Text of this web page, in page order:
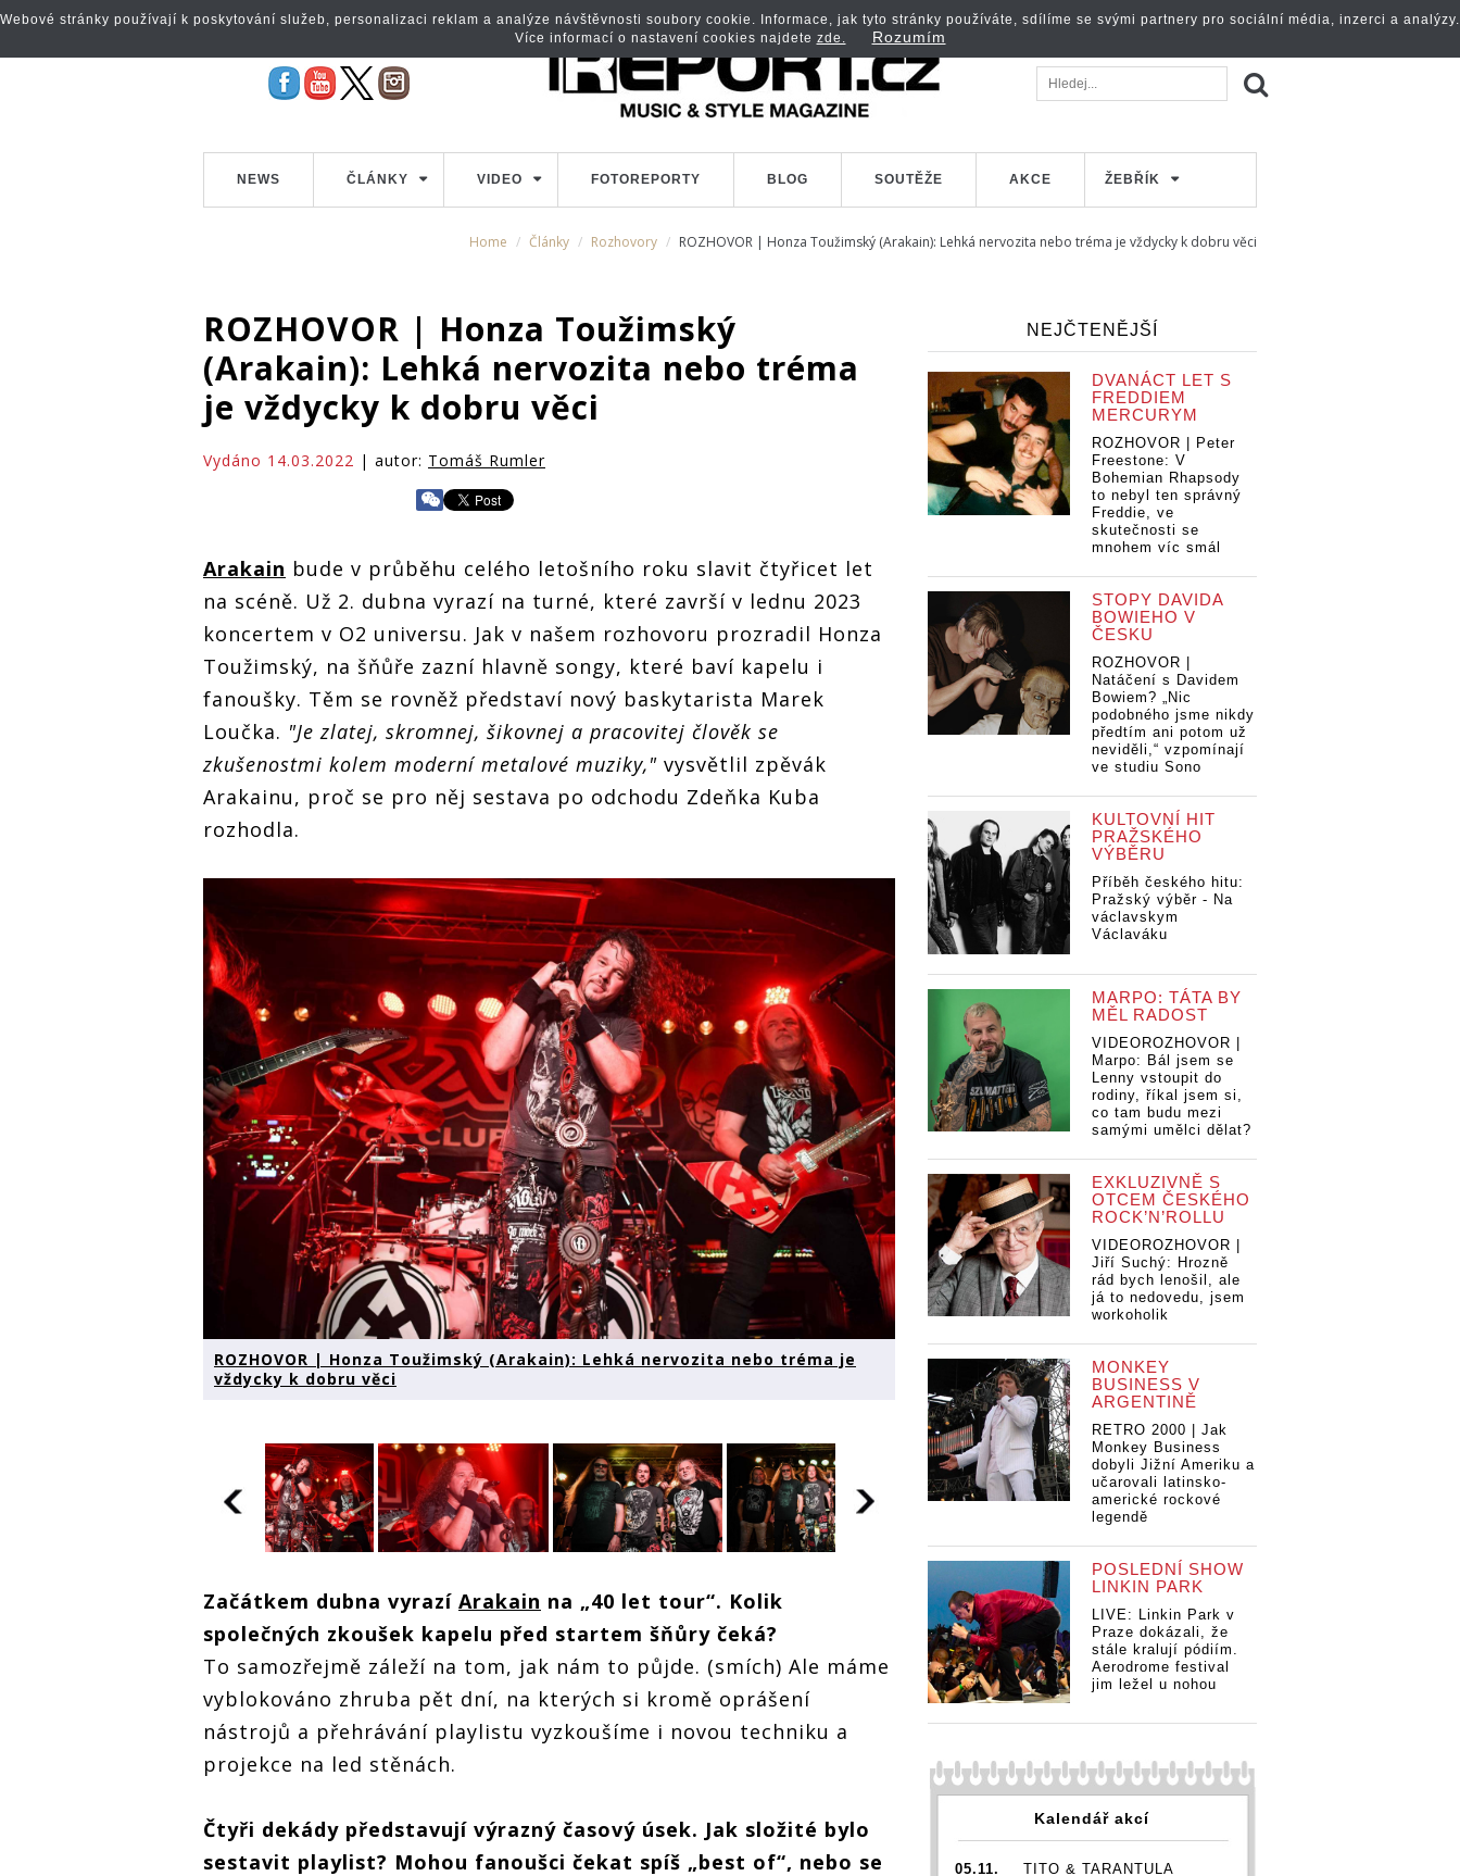
NEWS ČLÁNKY VIDEO FOTOREPORTY BLOG SOUTĚŽE AKCE ŽEBŘÍK
Home Články Rozhovory ROZHOVOR | Honza Toužimský (Arakain): Lehká nervozita nebo tréma je vždycky k dobru věci
ROZHOVOR | Honza Toužimský
(Arakain): Lehká nervozita nebo tréma
je vždycky k dobru věci
Vydáno 14.03.2022 | autor: Tomáš Rumler
Arakain bude v průběhu celého letošního roku slavit čtyřicet let
na scéně. Už 2. dubna vyrazí na turné, které završí v lednu 2023
koncertem v O2 universu. Jak v našem rozhovoru prozradil Honza
Toužimský, na šňůře zazní hlavně songy, které baví kapelu i
fanoušky. Těm se rovněž představí nový baskytarista Marek
Loučka. "Je zlatej, skromnej, šikovnej a pracovitej člověk se
zkušenostmi kolem moderní metalové muziky," vysvětlil zpěvák
Arakainu, proč se pro něj sestava po odchodu Zdeňka Kuba
rozhodla.
ROZHOVOR | Honza Toužimský (Arakain): Lehká nervozita nebo tréma je
vždycky k dobru věci
Honza Toužimský
nervozita nebo
tréma je vždycky
k dobru věci
Honza Toužimský
(Arakain): Lehká
nervozita nebo
tréma je vždycky
k dobru věci
Honza Toužimský
(Arakain): Lehká
nervozita nebo
tréma je vždycky
k dobru věci
Honza Toužimský
nervozita nebo
tréma je vždycky
k dobru věci
ROZHOVOR |
Honza Toužimský
(Arakain): Lehká
nervozita nebo
tréma je vždycky
k dobru věci
ROZHOVOR |
Honza Toužimský
(Arakain): Lehká
nervozita nebo
tréma je vždycky
k dobru věci
Začátkem dubna vyrazí Arakain na „40 let tour“. Kolik
společných zkoušek kapelu před startem šňůry čeká?
To samozřejmě záleží na tom, jak nám to půjde. (smích) Ale máme
vyblokováno zhruba pět dní, na kterých si kromě oprášení
nástrojů a přehrávání playlistu vyzkoušíme i novou techniku a
projekce na led stěnách.
Čtyři dekády představují výrazný časový úsek. Jak složité bylo
sestavit playlist? Mohou fanoušci čekat spíš „best of“, nebo se
NEJČTENĚJŠÍ
DVANÁCT LET S
FREDDIEM
MERCURYM
ROZHOVOR | Peter
Freestone: V
Bohemian Rhapsody
to nebyl ten správný
Freddie, ve
skutečnosti se
mnohem víc smál
STOPY DAVIDA
BOWIEHO V
ČESKU
ROZHOVOR |
Natáčení s Davidem
Bowiem? „Nic
podobného jsme nikdy
předtím ani potom už
neviděli,“ vzpomínají
ve studiu Sono
KULTOVNÍ HIT
PRAŽSKÉHO
VÝBĚRU
Příběh českého hitu:
Pražský výběr - Na
václavskym
Václaváku
MARPO: TÁTA BY
MĚL RADOST
VIDEOROZHOVOR |
Marpo: Bál jsem se
Lenny vstoupit do
rodiny, říkal jsem si,
co tam budu mezi
samými umělci dělat?
EXKLUZIVNĚ S
OTCEM ČESKÉHO
ROCK’N’ROLLU
VIDEOROZHOVOR |
Jiří Suchý: Hrozně
rád bych lenošil, ale
já to nedovedu, jsem
workoholik
MONKEY
BUSINESS V
ARGENTINĚ
RETRO 2000 | Jak
Monkey Business
dobyli Jižní Ameriku a
učarovali latinsko-
americké rockové
legendě
POSLEDNÍ SHOW
LINKIN PARK
LIVE: Linkin Park v
Praze dokázali, že
stále kralují pódiím.
Aerodrome festival
jim ležel u nohou
Kalendář akcí
05.11.
TITO & TARANTULA
Webové stránky používají k poskytování služeb, personalizaci reklam a analýze návštěvnosti soubory cookie. Informace, jak tyto stránky používáte, sdílíme se svými partnery pro sociální média, inzerci a analýzy.
Více informací o nastavení cookies najdete zde. Rozumím